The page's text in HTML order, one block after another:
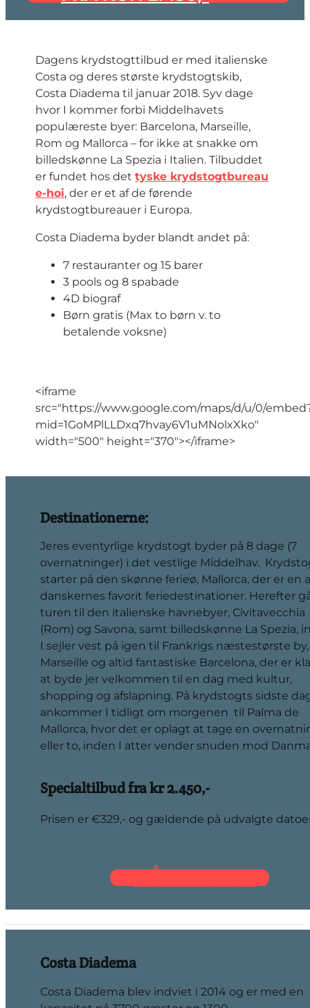
Dagens krydstogttilbud er med italienske
Costa og deres største krydstogtskib,
Costa Diadema til januar 2018. Syv dage
hvor I kommer forbi Middelhavets
populæreste byer: Barcelona, Marseille,
Rom og Mallorca – for ikke at snakke om
billedskønne La Spezia i Italien. Tilbuddet
er fundet hos dettyske krydstogtbureau
e-hoi, der er et af de førende
krydstogtbureauer i Europa.
Costa Diadema byder blandt andet på:
7 restauranter og 15 barer
3 pools og 8 spabade
4D biograf
Børn gratis (Max to børn v. to
betalende voksne)
<iframe
src="https://www.google.com/maps/d/u/0/
mid=1GoMPlLLDxq7hvay6V1uMNolxXko"
width="500" height="370"></iframe>
Destinationerne:
Jeres eventyrlige krydstogt byder på 8 dage (7
overnatninger) i det vestlige Middelhav.
starter på den skønne ferieø, Mallorca, der er en
danskernes favorit feriedestinationer. Herefter
turen til den italienske havnebyer, Civitavecchia
(Rom) og Savona, samt billedskønne La Spezia,
I sejler vest på igen til Frankrigs næstestørste by,
Marseille og altid fantastiske Barcelona, der er
at byde jer velkommen til en dag med kultur,
shopping og afslapning. På krydstogts sidste
ankommer I tidligt om morgenen til Palma de
Mallorca, hvor det er oplagt at tage en
eller to, inden I atter vender snuden mod
Specialtilbud fra kr 2.450,-
Prisen er €329,- og gældende på udvalgte
Costa Diadema
Costa Diadema blev indviet i 2014 og er med en